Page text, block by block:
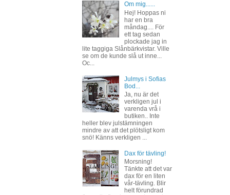
Om mig......
Hej! Hoppas ni
har en bra
måndag.... För
ett tag sedan
plockade jag in
lite taggiga Slånbärkvistar. Ville
se om de kunde slå ut inne...
Oc...
Julmys i Sofias
Bod...
Ja, nu är det
verkligen jul i
varenda vrå i
butiken.. Inte
heller blev julstämningen
mindre av att det plötsligt kom
snö! Känns verkligen ...
Dax för tävling!
Morsning!
Tänkte att det var
dax för en liten
vår-tävling. Blir
helt förundrad